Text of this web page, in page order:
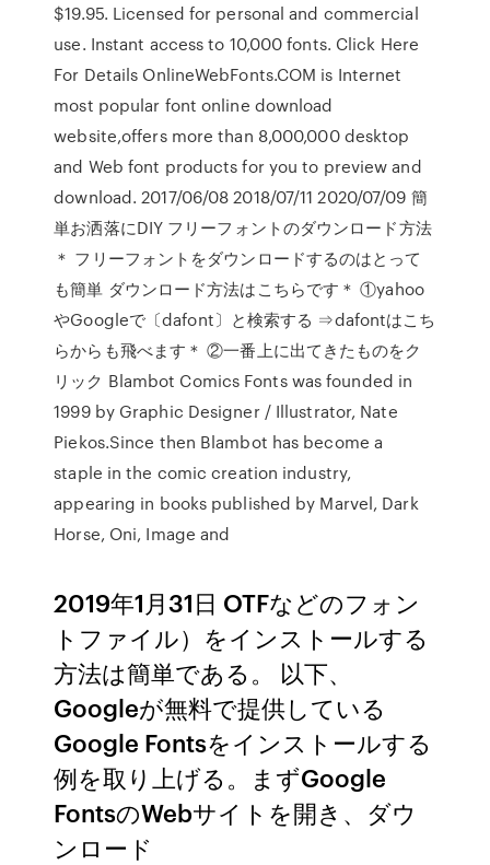
$19.95. Licensed for personal and commercial
use. Instant access to 10,000 fonts. Click Here
For Details OnlineWebFonts.COM is Internet
most popular font online download
website,offers more than 8,000,000 desktop
and Web font products for you to preview and
download. 2017/06/08 2018/07/11 2020/07/09 簡
単お洒落にDIY フリーフォントのダウンロード方法
＊ フリーフォントをダウンロードするのはとって
も簡単 ダウンロード方法はこちらです＊ ①yahoo
やGoogleで〔dafont〕と検索する ⇒dafontはこち
らからも飛べます＊ ②一番上に出てきたものをク
リック Blambot Comics Fonts was founded in
1999 by Graphic Designer / Illustrator, Nate
Piekos.Since then Blambot has become a
staple in the comic creation industry,
appearing in books published by Marvel, Dark
Horse, Oni, Image and
2019年1月31日 OTFなどのフォン
トファイル）をインストールする
方法は簡単である。 以下、
Googleが無料で提供している
Google Fontsをインストールする
例を取り上げる。まずGoogle
FontsのWebサイトを開き、ダウ
ンロード